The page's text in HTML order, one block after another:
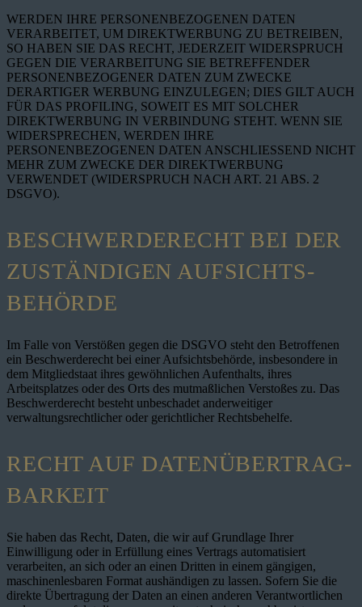
WERDEN IHRE PERSONENBEZOGENEN DATEN
VERARBEITET, UM DIREKTWERBUNG ZU BETREIBEN,
SO HABEN SIE DAS RECHT, JEDERZEIT WIDERSPRUCH
GEGEN DIE VERARBEITUNG SIE BETREFFENDER
PERSONENBEZOGENER DATEN ZUM ZWECKE
DERARTIGER WERBUNG EINZULEGEN; DIES GILT AUCH
FÜR DAS PROFILING, SOWEIT ES MIT SOLCHER
DIREKTWERBUNG IN VERBINDUNG STEHT. WENN SIE
WIDERSPRECHEN, WERDEN IHRE
PERSONENBEZOGENEN DATEN ANSCHLIESSEND NICHT
MEHR ZUM ZWECKE DER DIREKTWERBUNG
VERWENDET (WIDERSPRUCH NACH ART. 21 ABS. 2
DSGVO).
BESCHWERDE­RECHT BEI DER
ZUSTÄNDIGEN AUFSICHTS­
BEHÖRDE
Im Falle von Verstößen gegen die DSGVO steht den Betroffenen
ein Beschwerderecht bei einer Aufsichtsbehörde, insbesondere in
dem Mitgliedstaat ihres gewöhnlichen Aufenthalts, ihres
Arbeitsplatzes oder des Orts des mutmaßlichen Verstoßes zu. Das
Beschwerderecht besteht unbeschadet anderweitiger
verwaltungsrechtlicher oder gerichtlicher Rechtsbehelfe.
RECHT AUF DATEN­ÜBERTRAG­
BARKEIT
Sie haben das Recht, Daten, die wir auf Grundlage Ihrer
Einwilligung oder in Erfüllung eines Vertrags automatisiert
verarbeiten, an sich oder an einen Dritten in einem gängigen,
maschinenlesbaren Format aushändigen zu lassen. Sofern Sie die
direkte Übertragung der Daten an einen anderen Verantwortlichen